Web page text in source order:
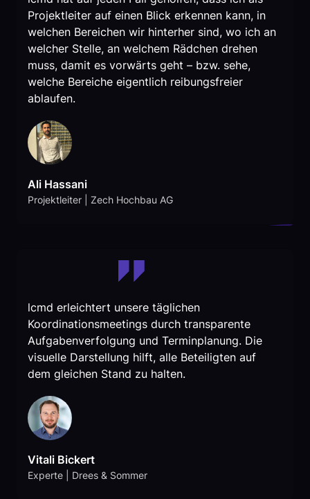
Projektleiter auf einen Blick erkennen kann, in
welchen Bereichen wir hinterher sind, wo ich an
welcher Stelle, an welchem Rädchen drehen
muss, damit es vorwärts geht – bzw. sehe,
welche Bereiche eigentlich reibungsfreier
ablaufen.
Ali Hassani
Projektleiter | Zech Hochbau AG
lcmd erleichtert unsere täglichen
Koordinationsmeetings durch transparente
Aufgabenverfolgung und Terminplanung. Die
visuelle Darstellung hilft, alle Beteiligten auf
dem gleichen Stand zu halten.
Vitali Bickert
Experte | Drees & Sommer